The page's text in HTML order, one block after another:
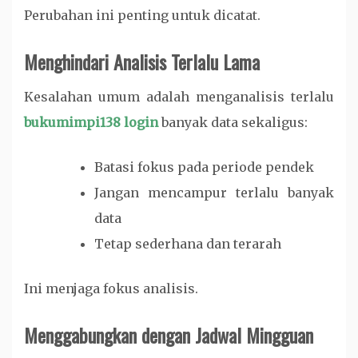
Perubahan ini penting untuk dicatat.
Menghindari Analisis Terlalu Lama
Kesalahan umum adalah menganalisis terlalu
bukumimpi138 login banyak data sekaligus:
Batasi fokus pada periode pendek
Jangan mencampur terlalu banyak
data
Tetap sederhana dan terarah
Ini menjaga fokus analisis.
Menggabungkan dengan Jadwal Mingguan